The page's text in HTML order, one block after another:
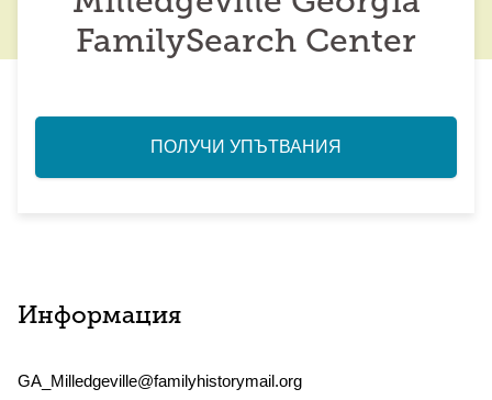
FamilySearch Center
ПОЛУЧИ УПЪТВАНИЯ
Информация
GA_Milledgeville@familyhistorymail.org